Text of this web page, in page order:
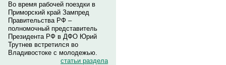
Во время рабочей поездки в
Приморский край Зампред
Правительства РФ –
полномочный представитель
Президента РФ в ДФО Юрий
Трутнев встретился во
Владивостоке с молодежью.
статьи раздела